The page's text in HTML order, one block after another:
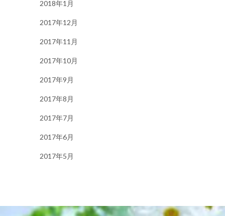
2018年1月
2017年12月
2017年11月
2017年10月
2017年9月
2017年8月
2017年7月
2017年6月
2017年5月